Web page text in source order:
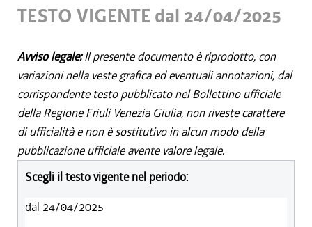
TESTO VIGENTE dal 24/04/2025
Avviso legale:Il presente documento è riprodotto, con
variazioni nella veste grafica ed eventuali annotazioni, dal
corrispondente testo pubblicato nel Bollettino ufficiale
della Regione Friuli Venezia Giulia, non riveste carattere
di ufficialità e non è sostitutivo in alcun modo della
pubblicazione ufficiale avente valore legale.
Scegli il testo vigente nel periodo:
dal 24/04/2025